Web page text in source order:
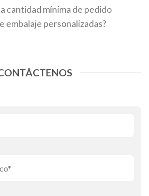
cantidad mínima de pedido
embalaje personalizadas?